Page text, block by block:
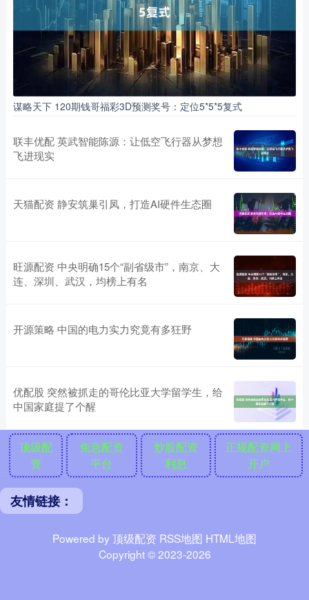
谋略天下 120期钱哥福彩3D预测奖号：定位5*5*5复式
联丰优配 英武智能陈源：让低空飞行器从梦想
飞进现实
天猫配资 静安筑巢引凤，打造AI硬件生态圈
旺源配资 中央明确15个“副省级市”，南京、大
连、深圳、武汉，均榜上有名
开源策略 中国的电力实力究竟有多狂野
优配股 突然被抓走的哥伦比亚大学留学生，给
中国家庭提了个醒
顶级配
资
免息配资
平台
炒股配资
利息
正规配资网上
开户
友情链接：
Powered by 顶级配资 RSS地图 HTML地图
Copyright© 2023-2026